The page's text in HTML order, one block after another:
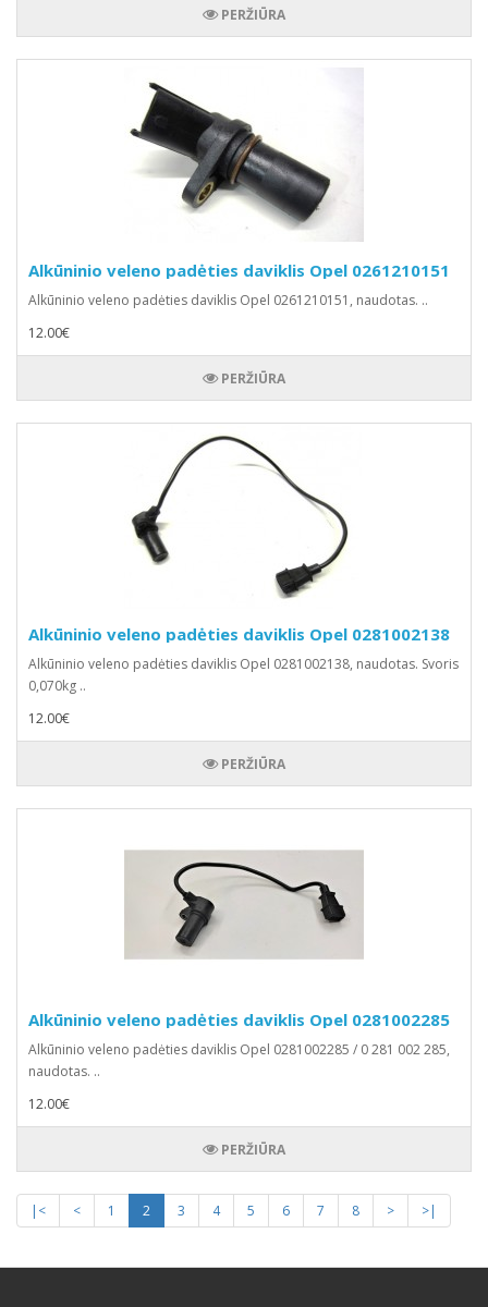
PERŽIŪRA
Alkūninio veleno padėties daviklis Opel 0261210151
Alkūninio veleno padėties daviklis Opel 0261210151, naudotas. ..
12.00€
PERŽIŪRA
Alkūninio veleno padėties daviklis Opel 0281002138
Alkūninio veleno padėties daviklis Opel 0281002138, naudotas. Svoris
0,070kg ..
12.00€
PERŽIŪRA
Alkūninio veleno padėties daviklis Opel 0281002285
Alkūninio veleno padėties daviklis Opel 0281002285 / 0 281 002 285,
naudotas. ..
12.00€
PERŽIŪRA
|< < 1 2 3 4 5 6 7 8 > >|